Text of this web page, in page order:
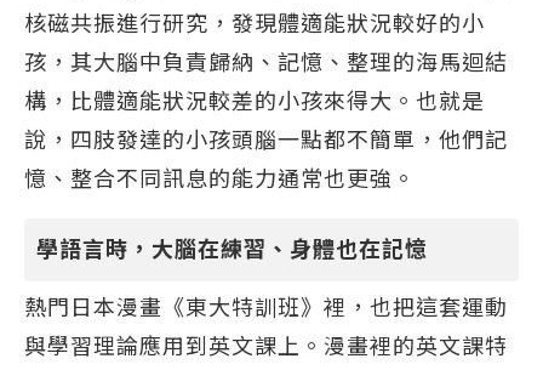
核磁共振進行研究，發現體適能狀況較好的小
孩，其大腦中負責歸納、記憶、整理的海馬迴結
構，比體適能狀況較差的小孩來得大。也就是
說，四肢發達的小孩頭腦一點都不簡單，他們記
憶、整合不同訊息的能力通常也更強。
學語言時，大腦在練習、身體也在記憶
熱門日本漫畫《東大特訓班》裡，也把這套運動
與學習理論應用到英文課上。漫畫裡的英文課特